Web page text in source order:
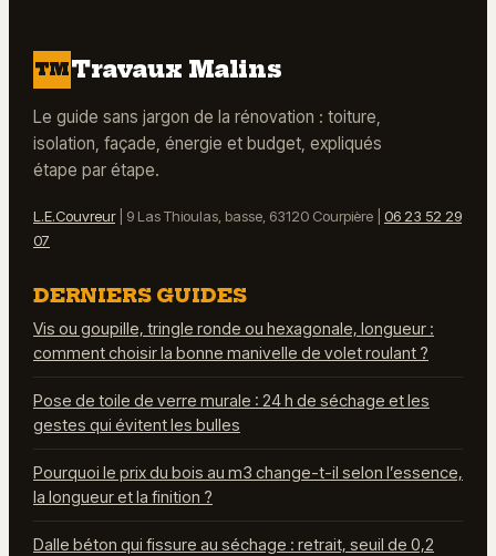
coûteuse
heures
TMTravaux Malins
Le guide sans jargon de la rénovation : toiture,
isolation, façade, énergie et budget, expliqués
étape par étape.
L.E.Couvreur| 9 Las Thioulas, basse, 63120 Courpière
06 23 52 29
07
DERNIERS GUIDES
Vis ou goupille, tringle ronde ou hexagonale, longueur :
comment choisir la bonne manivelle de volet roulant ?
Pose de toile de verre murale : 24 h de séchage et les
gestes qui évitent les bulles
Pourquoi le prix du bois au m3 change-t-il selon l’essence,
la longueur et la finition ?
Dalle béton qui fissure au séchage : retrait, seuil de 0,2